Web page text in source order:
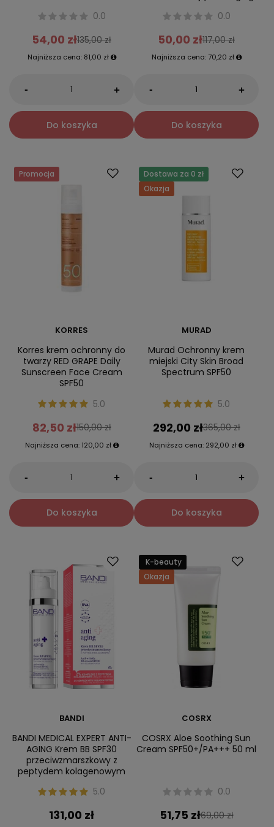
0.0
54,00 zł135,00 zł
Najniższa cena: 81,00 zł
- +
Do koszyka
0.0
50,00 zł117,00 zł
Najniższa cena: 70,20 zł
- +
Do koszyka
Promocja
KORRES
Korres krem ochronny do
twarzy RED GRAPE Daily
Sunscreen Face Cream
SPF50
5.0
82,50 zł150,00 zł
Najniższa cena: 120,00 zł
- +
Do koszyka
Dostawa za 0 zł
Okazja
MURAD
Murad Ochronny krem
miejski City Skin Broad
Spectrum SPF50
5.0
292,00 zł365,00 zł
Najniższa cena: 292,00 zł
- +
Do koszyka
BANDI
BANDI MEDICAL EXPERT ANTI-
AGING Krem BB SPF30
przeciwzmarszkowy z
peptydem kolagenowym
5.0
131,00 zł
K-beauty
Okazja
COSRX
COSRX Aloe Soothing Sun
Cream SPF50+/PA+++ 50 ml
0.0
51,75 zł69,00 zł